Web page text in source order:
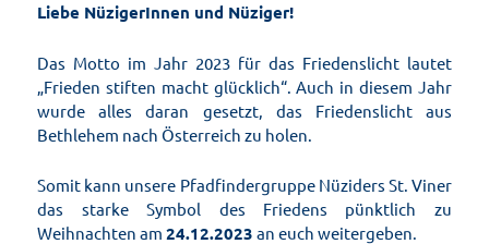
Liebe NüzigerInnen und Nüziger!
Das Motto im Jahr 2023 für das Friedenslicht lautet
„Frieden stiften macht glücklich“. Auch in diesem Jahr
wurde alles daran gesetzt, das Friedenslicht aus
Bethlehem nach Österreich zu holen.
Somit kann unsere Pfadfindergruppe Nüziders St. Viner
das starke Symbol des Friedens pünktlich zu
Weihnachten am24.12.2023 an euch weitergeben.